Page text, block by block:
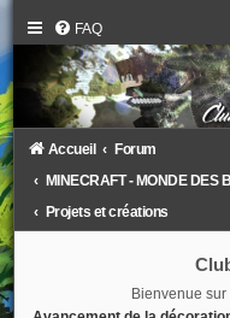
FAQ
Accueil
Forum
MINECRAFT - MONDE
Projets et créations
Bienvenue